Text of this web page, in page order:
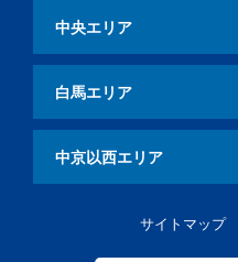
中央エリア
白馬エリア
中京以西エリア
サイトマップ